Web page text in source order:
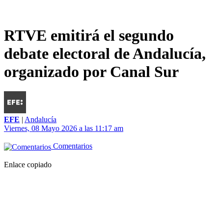
RTVE emitirá el segundo
debate electoral de Andalucía,
organizado por Canal Sur
EFE | Andalucía
Viernes, 08 Mayo 2026 a las 11:17 am
Comentarios
Enlace copiado